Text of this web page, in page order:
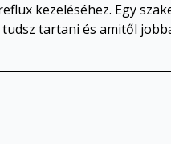
kezeléséhez. Egy
tartani és amitől